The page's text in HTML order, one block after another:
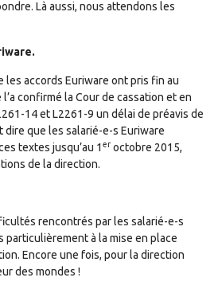
Là aussi, nous attendons les
les accords Euriware ont pris fin au
confirmé la Cour de cassation et en
14 et L2261-9 un délai de préavis de
dire que les salarié-e-s Euriware
textes jusqu’au 1 er octobre 2015,
de la direction.
rencontrés par les salarié-e-s
particulièrement à la mise en place
Encore une fois, pour la direction
des mondes !